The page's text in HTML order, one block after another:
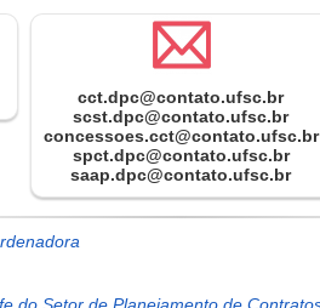
cct.dpc@contato.ufsc.br
scst.dpc@contato.ufsc.br
concessoes.cct@contato.ufsc.br
spct.dpc@contato.ufsc.br
saap.dpc@contato.ufsc.br